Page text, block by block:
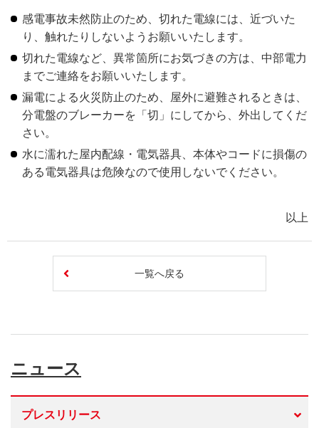
感電事故未然防止のため、切れた電線には、近づいた
り、触れたりしないようお願いいたします。
切れた電線など、異常箇所にお気づきの方は、中部電力
までご連絡をお願いいたします。
漏電による火災防止のため、屋外に避難されるときは、
分電盤のブレーカーを「切」にしてから、外出してくだ
さい。
水に濡れた屋内配線・電気器具、本体やコードに損傷の
ある電気器具は危険なので使用しないでください。
以上
一覧へ戻る
ニュース
プレスリリース